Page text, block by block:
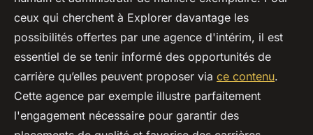
ceux qui cherchent à Explorer davantage les
possibilités offertes par une agence d'intérim, il est
essentiel de se tenir informé des opportunités de
carrière qu’elles peuvent proposer via ce contenu.
Cette agence par exemple illustre parfaitement
l'engagement nécessaire pour garantir des